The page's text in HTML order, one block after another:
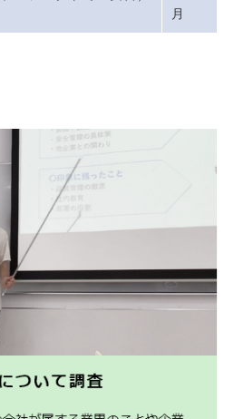
月